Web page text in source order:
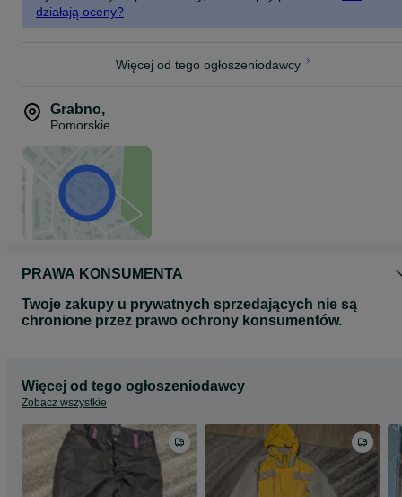
działają oceny?
Więcej od tego ogłoszeniodawcy
Grabno,
Pomorskie
PRAWA KONSUMENTA
Twoje zakupy u prywatnych sprzedających nie są
chronione przez prawo ochrony konsumentów.
Więcej od tego ogłoszeniodawcy
Zobacz wszystkie